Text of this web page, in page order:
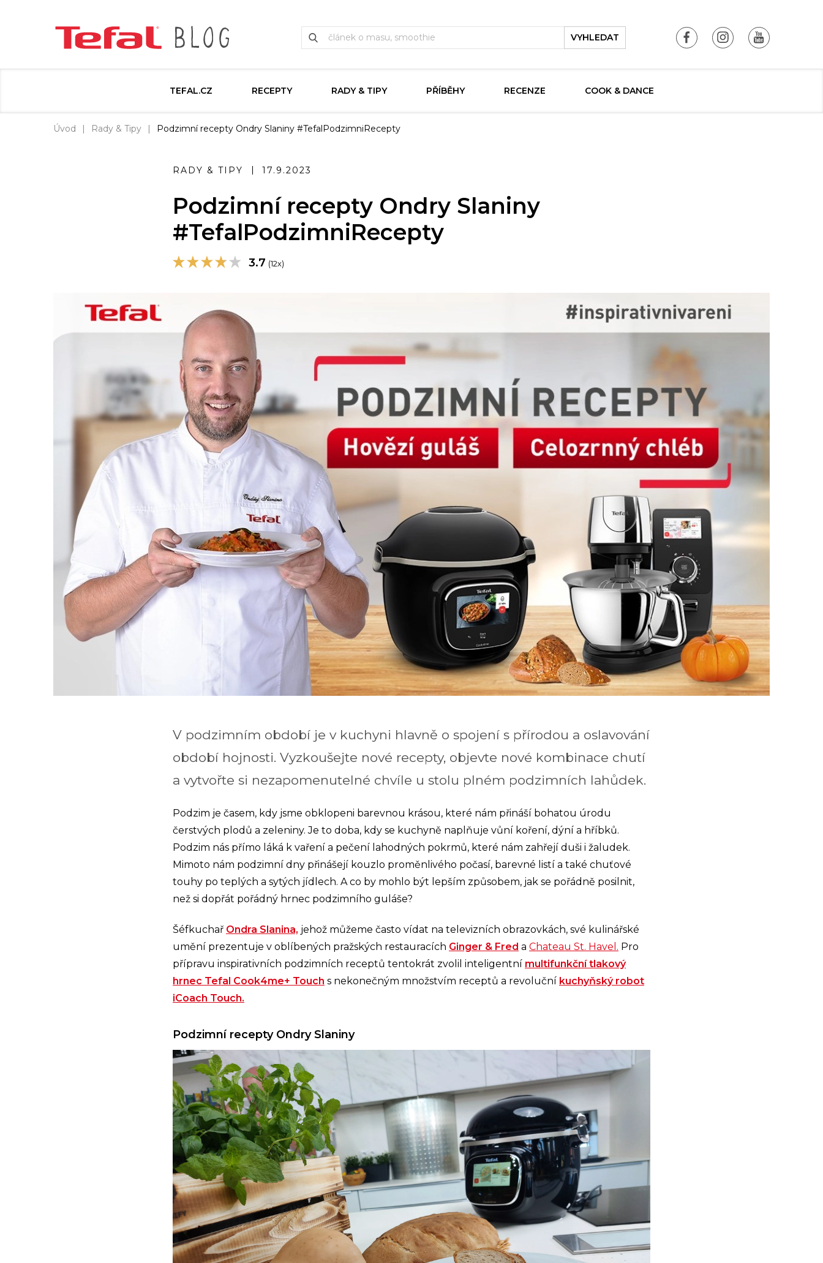
VYHLEDAT
TEFAL.CZ RECEPTY RADY & TIPY PŘÍBĚHY RECENZE COOK & DANCE
Úvod Rady & Tipy Podzimní recepty Ondry Slaniny #TefalPodzimniRecepty
RADY & TIPY 17.9.2023
Podzimní recepty Ondry Slaniny
#TefalPodzimniRecepty
3.7 (12x)
V podzimním období je v kuchyni hlavně o spojení s přírodou a oslavování
období hojnosti. Vyzkoušejte nové recepty, objevte nové kombinace chutí
a vytvořte si nezapomenutelné chvíle u stolu plném podzimních lahůdek.
Podzim je časem, kdy jsme obklopeni barevnou krásou, které nám přináší bohatou úrodu
čerstvých plodů a zeleniny. Je to doba, kdy se kuchyně naplňuje vůní koření, dýní a hříbků.
Podzim nás přímo láká k vaření a pečení lahodných pokrmů, které nám zahřejí duši i žaludek.
Mimoto nám podzimní dny přinášejí kouzlo proměnlivého počasí, barevné listí a také chuťové
touhy po teplých a sytých jídlech. A co by mohlo být lepším způsobem, jak se pořádně posilnit,
než si dopřát pořádný hrnec podzimního guláše?
Šéfkuchař Ondra Slanina, jehož můžeme často vídat na televizních obrazovkách, své kulinářské
umění prezentuje v oblíbených pražských restauracích Ginger & Fred a Chateau St. Havel. Pro
přípravu inspirativních podzimních receptů tentokrát zvolil inteligentní multifunkční tlakový
hrnec Tefal Cook4me+ Touch s nekonečným množstvím receptů a revoluční kuchyňský robot
iCoach Touch.
Podzimní recepty Ondry Slaniny